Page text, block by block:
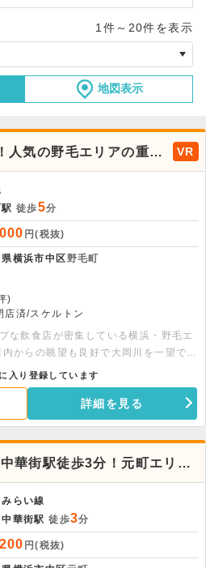
1件～20件を表示
地図表示
人気の野毛エリアの重飲
VR
徒歩5分
円(税抜)
横浜市中区野毛町
)
店済/スケルトン
な飲食店が密集している横浜・野毛エ
からの眺望も良好で大岡川を一望でき
業している店舗が多く、平日・週末問
エリアで幅広い客層の集客が見込めま
八百屋さんを運営されておりました
回のテナント募集に至っております。
入り登録しています
詳細を見る
華街駅徒歩3分！元町エリア
らい線
華街駅 徒歩3分
円(税抜)